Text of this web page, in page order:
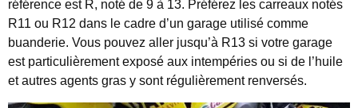
référence est R, noté de 9 à 13. Préférez les carreaux notés
R11 ou R12 dans le cadre d’un garage utilisé comme
buanderie. Vous pouvez aller jusqu’à R13 si votre garage
est particulièrement exposé aux intempéries ou si de l’huile
et autres agents gras y sont régulièrement renversés.